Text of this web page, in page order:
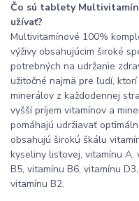
Čo sú tablety
užívať?
Multivitamínové 100%
výživy obsahujúcim široké
potrebných na udržanie
užitočné najmä pre ľudí,
minerálov z každodennej
vyšší príjem vitamínov a
pomáhajú udržiavať
obsahujú širokú škálu
kyseliny listovej, vitamínu A,
B5, vitamínu B6, vitamínu
vitamínu B2.